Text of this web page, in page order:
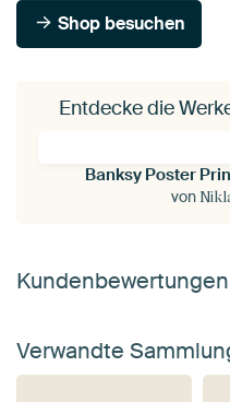
Shop besuchen
Entdecke die
von
Kundenbewertungen
Verwandte